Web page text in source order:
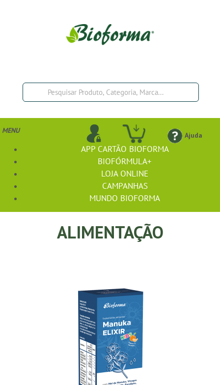
Ajuda
MENU
APP CARTÃO BIOFORMA
BIOFÓRMULA+
LOJA ONLINE
CAMPANHAS
MUNDO BIOFORMA
ALIMENTAÇÃO